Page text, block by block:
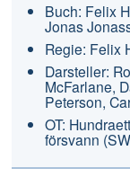
Buch: Felix
Jonas
Regie: Felix
Darsteller:
McFarlane,
Peterson,
OT:
försvann